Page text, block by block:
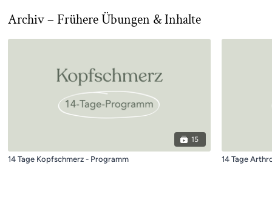
Archiv – Frühere Übungen & Inhalte
15
14 Tage Kopfschmerz - Programm 14 Tage